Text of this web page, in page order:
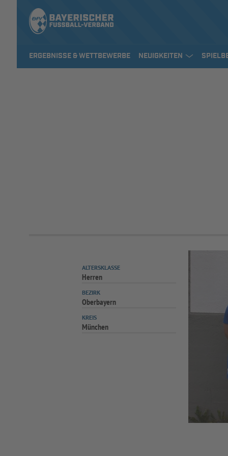
ERGEBNISSE & WETTBEWERBE NEUIGKEITEN
ALTERSKLASSE
Herren
BEZIRK
Oberbayern
KREIS
München